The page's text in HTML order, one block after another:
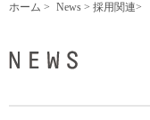
ホーム > News > 採用関連>